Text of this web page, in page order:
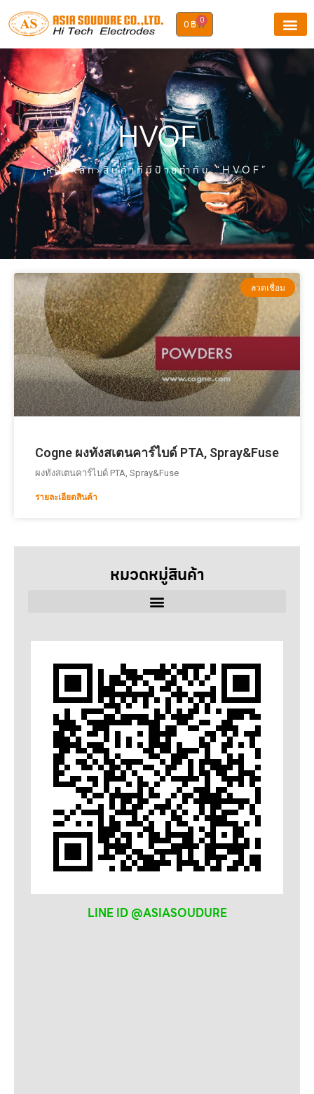
0 ฿ 0
HVOF
หน้าหลัก›สินค้าที่มีป้ายกำกับ “HVOF”
หมวดหมู่สินค้า
ลวดเชื่อม
SELECTARC
WELDRITE
LINE ID @ASIASOUDURE
ลวดเชื่อม
Cogne ผงทังสเตนคาร์ไบด์ PTA, Spray&Fuse
ผงทังสเตนคาร์ไบด์ PTA, Spray&Fuse
รายละเอียดสินค้า